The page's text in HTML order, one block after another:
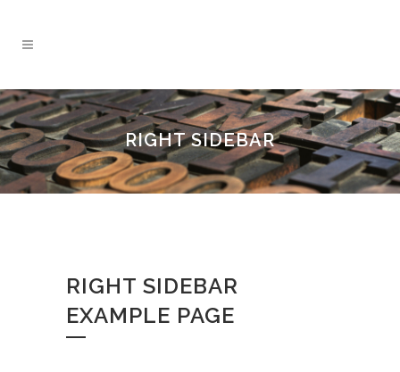
RIGHT SIDEBAR
RIGHT SIDEBAR
EXAMPLE PAGE